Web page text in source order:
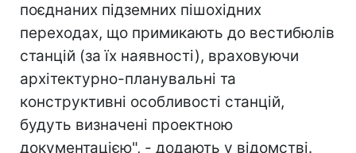
поєднаних підземних пішохідних
переходах, що примикають до вестибюлів
станцій (за їх наявності), враховуючи
архітектурно-планувальні та
конструктивні особливості станцій,
будуть визначені проектною
документацією", - додають у відомстві.